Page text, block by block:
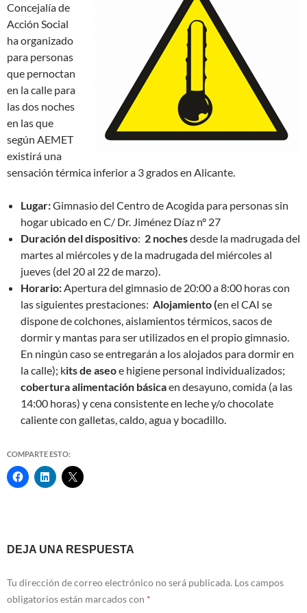
Concejalía de
Acción Social
ha organizado
para personas
que pernoctan
en la calle para
las dos noches
en las que
según AEMET
existirá una
sensación térmica inferior a 3 grados en Alicante.
Lugar:Gimnasio del Centro de Acogida para personas sin
hogar ubicado en C/ Dr. Jiménez Díaz nº 27
Duración del dispositivo: 2 nochesdesde la madrugada del
martes al miércoles y de la madrugada del miércoles al
jueves (del 20 al 22 de marzo).
Horario:Apertura del gimnasio de 20:00 a 8:00 horas con
las siguientes prestaciones: Alojamiento (en el CAI se
dispone de colchones, aislamientos térmicos, sacos de
dormir y mantas para ser utilizados en el propio gimnasio.
En ningún caso se entregarán a los alojados para dormir en
la calle); kits de aseoe higiene personal individualizados;
cobertura alimentación básicaen desayuno, comida (a las
14:00 horas) y cena consistente en leche y/o chocolate
caliente con galletas, caldo, agua y bocadillo.
COMPARTE ESTO:
Navegación
de
entradas
DEJA UNA RESPUESTA
Tu dirección de correo electrónico no será publicada. Los campos
obligatorios están marcados con *